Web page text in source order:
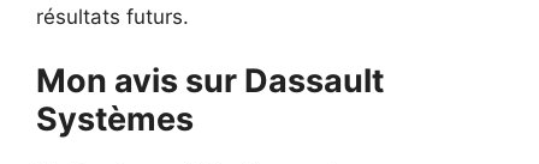
résultats futurs.
Mon avis sur Dassault
Systèmes